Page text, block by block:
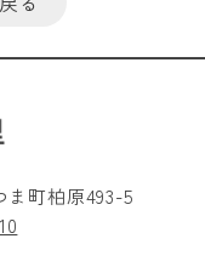
ま町柏原493-5